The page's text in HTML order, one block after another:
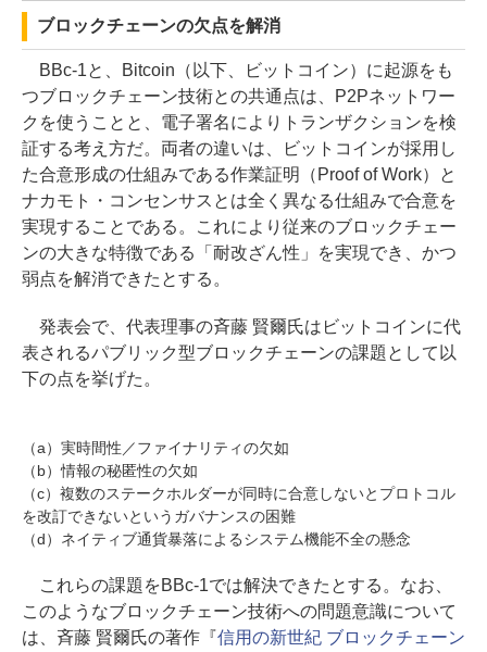
ブロックチェーンの欠点を解消
BBc-1と、Bitcoin（以下、ビットコイン）に起源をも
つブロックチェーン技術との共通点は、P2Pネットワー
クを使うことと、電子署名によりトランザクションを検
証する考え方だ。両者の違いは、ビットコインが採用し
た合意形成の仕組みである作業証明（Proof of Work）と
ナカモト・コンセンサスとは全く異なる仕組みで合意を
実現することである。これにより従来のブロックチェー
ンの大きな特徴である「耐改ざん性」を実現でき、かつ
弱点を解消できたとする。
発表会で、代表理事の斉藤 賢爾氏はビットコインに代
表されるパブリック型ブロックチェーンの課題として以
下の点を挙げた。
（a）実時間性／ファイナリティの欠如
（b）情報の秘匿性の欠如
（c）複数のステークホルダーが同時に合意しないとプロトコル
を改訂できないというガバナンスの困難
（d）ネイティブ通貨暴落によるシステム機能不全の懸念
これらの課題をBBc-1では解決できたとする。なお、
このようなブロックチェーン技術への問題意識について
は、斉藤 賢爾氏の著作『信用の新世紀 ブロックチェーン